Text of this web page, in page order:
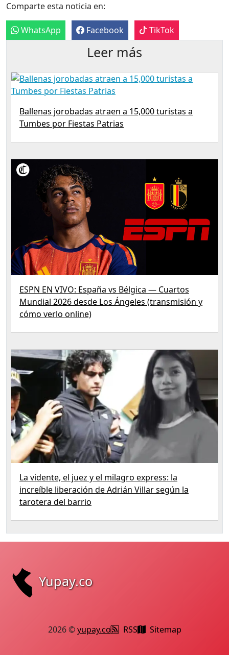
Comparte esta noticia en:
WhatsApp Facebook TikTok
Leer más
Ballenas jorobadas atraen a 15,000 turistas a
Tumbes por Fiestas Patrias
ESPN EN VIVO: España vs Bélgica — Cuartos
Mundial 2026 desde Los Ángeles (transmisión y
cómo verlo online)
La vidente, el juez y el milagro express: la
increíble liberación de Adrián Villar según la
tarotera del barrio
Yupay.co
2026 ©yupay.co RSS Sitemap